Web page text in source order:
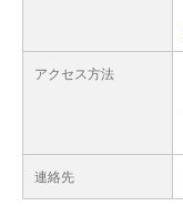
アクセス方法
連絡先